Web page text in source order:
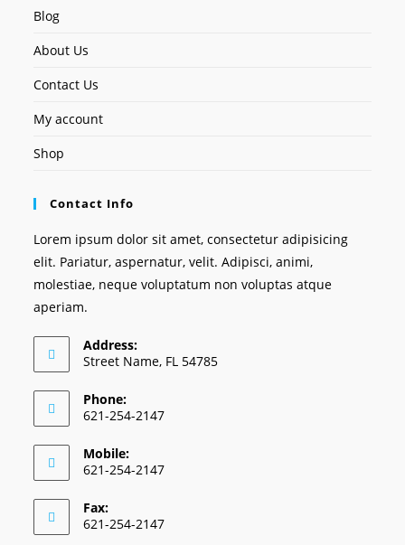
Blog
About Us
Contact Us
My account
Shop
Contact Info
Lorem ipsum dolor sit amet, consectetur adipisicing
elit. Pariatur, aspernatur, velit. Adipisci, animi,
molestiae, neque voluptatum non voluptas atque
aperiam.
Address:
Street Name, FL 54785
Phone:
621-254-2147
Mobile:
621-254-2147
Fax:
621-254-2147